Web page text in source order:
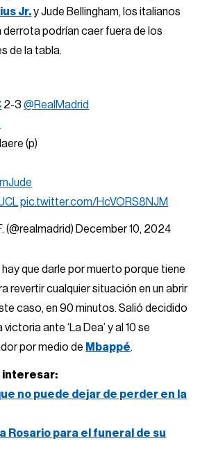
Jr.y Jude Bellingham, los italianos
derrota podrían caer fuera de los
de la tabla.
2-3@RealMadrid
(p)
pic.twitter.com/HcVORS8NJM
(@realmadrid) December 10, 2024
hay que darle por muerto porque tiene
revertir cualquier situación en un abrir
caso, en 90 minutos. Salió decidido
ante ‘La Dea’ y al 10 se
por medio de Mbappé.
interesar:
no puede dejar de perder en la
Rosario para el funeral de su